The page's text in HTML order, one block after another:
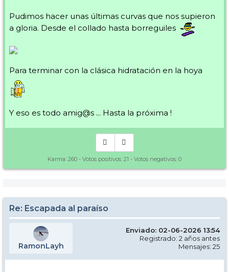
Pudimos hacer unas últimas curvas que nos supieron
a gloria. Desde el collado hasta borreguiles
Para terminar con la clásica hidratación en la hoya
Y eso es todo amig@s ... Hasta la próxima !
Karma: 260 - Votos positivos: 21 - Votos negativos: 0
Re: Escapada al paraíso
RamonLayh
Enviado: 02-06-2026 13:54
Registrado: 2 años antes
Mensajes: 25